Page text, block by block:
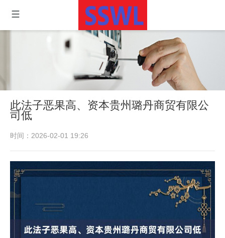
此法子恶果高、资本贵州璐丹商贸有限公
司低
时间：2026-02-01 19:26